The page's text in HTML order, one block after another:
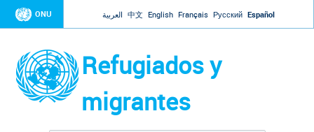
Jump to navigation
ONU العربية 中文 English Français Русский Español
Refugiados y
migrantes